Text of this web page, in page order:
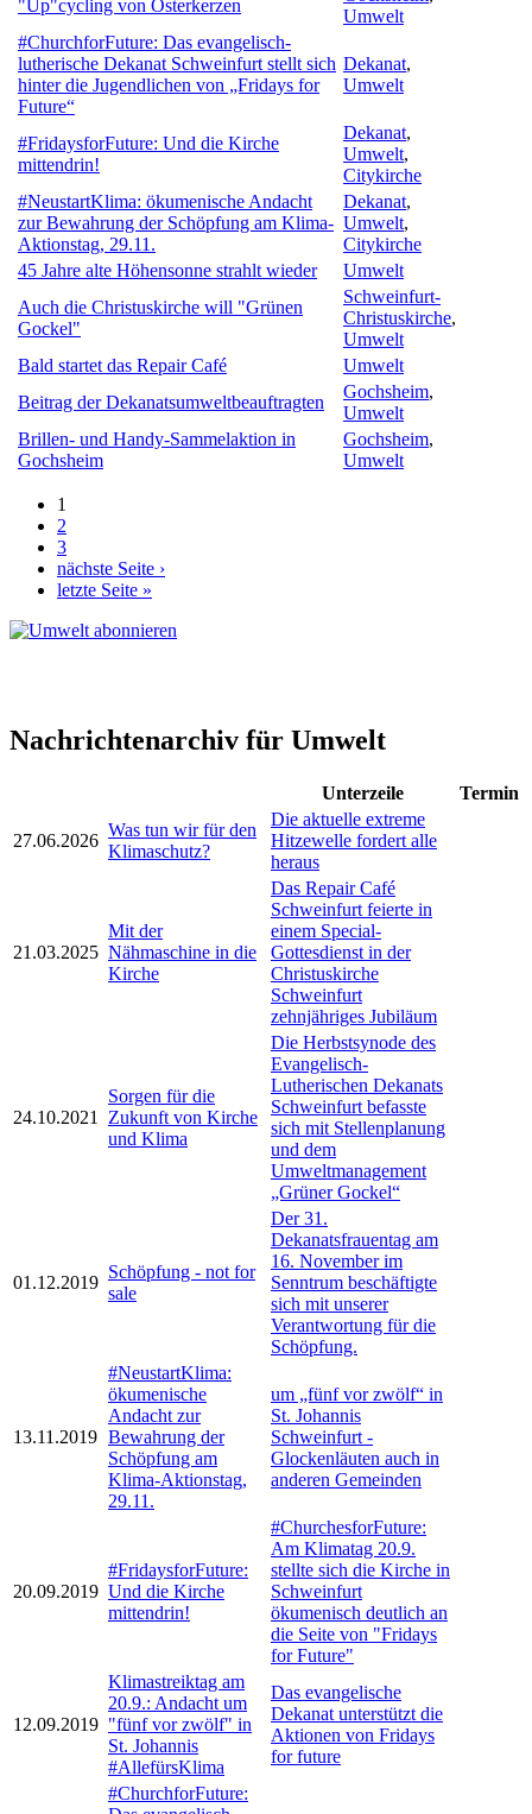
"Up"cycling von Osterkerzen
Umwelt
#ChurchforFuture: Das evangelisch-
lutherische Dekanat Schweinfurt stellt sich
hinter die Jugendlichen von „Fridays for
Future“
Dekanat,
Umwelt
#FridaysforFuture: Und die Kirche
mittendrin!
Dekanat,
Umwelt,
Citykirche
#NeustartKlima: ökumenische Andacht
zur Bewahrung der Schöpfung am Klima-
Aktionstag, 29.11.
Dekanat,
Umwelt,
Citykirche
45 Jahre alte Höhensonne strahlt wieder
Umwelt
Auch die Christuskirche will "Grünen
Gockel"
Schweinfurt-
Christuskirche,
Umwelt
Bald startet das Repair Café
Umwelt
Beitrag der Dekanatsumweltbeauftragten
Gochsheim,
Umwelt
Brillen- und Handy-Sammelaktion in
Gochsheim
Gochsheim,
Umwelt
Seiten
1
2
3
nächste Seite ›
letzte Seite »
Nachrichtenarchiv für Umwelt
Unterzeile Termin
27.06.2026
Was tun wir für den
Klimaschutz?
Die aktuelle extreme
Hitzewelle fordert alle
heraus
21.03.2025
Mit der
Nähmaschine in die
Kirche
Das Repair Café
Schweinfurt feierte in
einem Special-
Gottesdienst in der
Christuskirche
Schweinfurt
zehnjähriges Jubiläum
24.10.2021
Sorgen für die
Zukunft von Kirche
und Klima
Die Herbstsynode des
Evangelisch-
Lutherischen Dekanats
Schweinfurt befasste
sich mit Stellenplanung
und dem
Umweltmanagement
„Grüner Gockel“
01.12.2019
Schöpfung - not for
sale
Der 31.
Dekanatsfrauentag am
16. November im
Senntrum beschäftigte
sich mit unserer
Verantwortung für die
Schöpfung.
13.11.2019
#NeustartKlima:
ökumenische
Andacht zur
Bewahrung der
Schöpfung am
Klima-Aktionstag,
29.11.
um „fünf vor zwölf“ in
St. Johannis
Schweinfurt -
Glockenläuten auch in
anderen Gemeinden
20.09.2019
#FridaysforFuture:
Und die Kirche
mittendrin!
#ChurchesforFuture:
Am Klimatag 20.9.
stellte sich die Kirche in
Schweinfurt
ökumenisch deutlich an
die Seite von "Fridays
for Future"
12.09.2019
Klimastreiktag am
20.9.: Andacht um
"fünf vor zwölf" in
St. Johannis
#AllefürsKlima
Das evangelische
Dekanat unterstützt die
Aktionen von Fridays
for future
#ChurchforFuture: